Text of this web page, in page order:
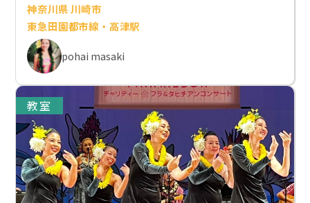
神奈川県 川崎市
東急田園都市線・高津駅
pohai masaki
教室